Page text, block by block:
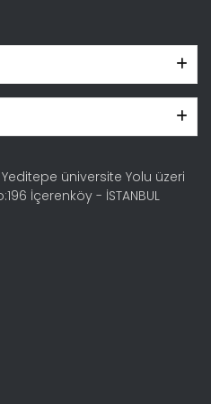
üniversite Yolu üzeri
İçerenköy - İSTANBUL